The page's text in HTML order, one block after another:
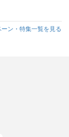
ーン・特集一覧を見る